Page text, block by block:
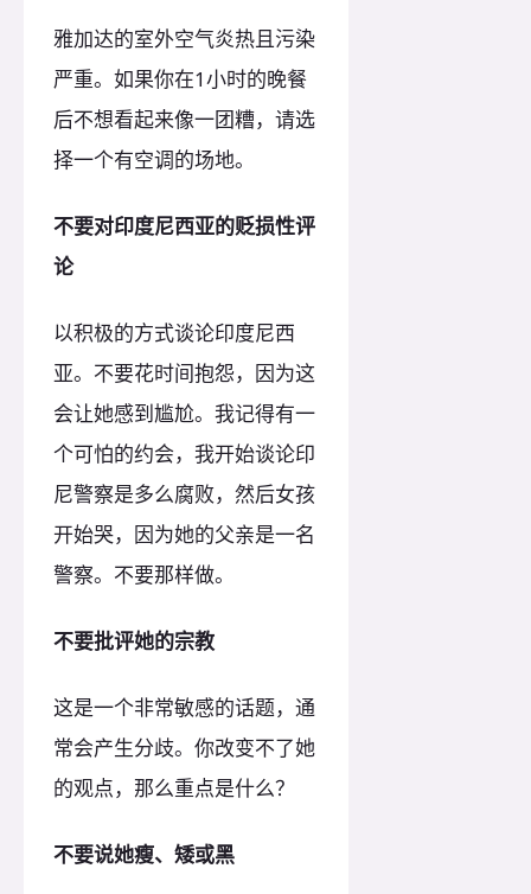
雅加达的室外空气炎热且污染
严重。如果你在1小时的晚餐
后不想看起来像一团糟，请选
择一个有空调的场地。
不要对印度尼西亚的贬损性评
论
以积极的方式谈论印度尼西
亚。不要花时间抱怨，因为这
会让她感到尴尬。我记得有一
个可怕的约会，我开始谈论印
尼警察是多么腐败，然后女孩
开始哭，因为她的父亲是一名
警察。不要那样做。
不要批评她的宗教
这是一个非常敏感的话题，通
常会产生分歧。你改变不了她
的观点，那么重点是什么？
不要说她瘦、矮或黑